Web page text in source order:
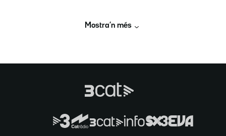
Mostra’n més